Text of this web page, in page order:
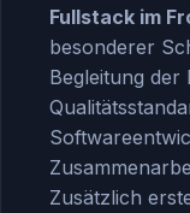
Fullstack im
besonderer
Begleitung
Zusätzlich